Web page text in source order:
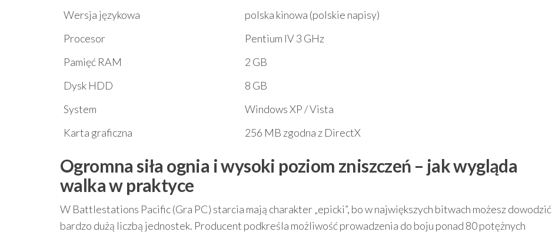
Wersja językowa
polska kinowa (polskie napisy)
Procesor
Pentium IV 3 GHz
Pamięć RAM
2 GB
Dysk HDD
8 GB
System
Windows XP / Vista
Karta graficzna
256 MB zgodna z DirectX
Ogromna siła ognia i wysoki poziom zniszczeń – jak wygląda
walka w praktyce
W Battlestations Pacific (Gra PC) starcia mają charakter „epicki”, bo w największych bitwach możesz dowodzić
bardzo dużą liczbą jednostek. Producent podkreśla możliwość prowadzenia do boju ponad 80 potężnych